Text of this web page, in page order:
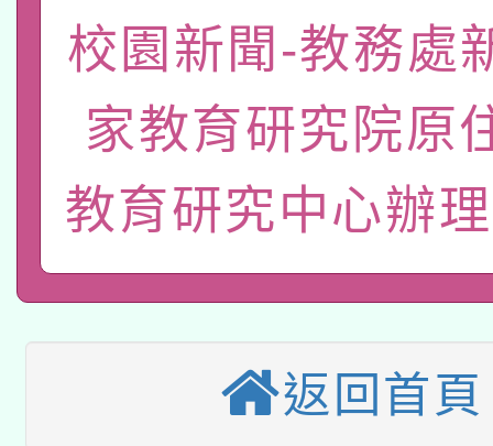
國立臺灣師範大學辦理
業成長研習」實施計畫
函轉國家教育研究院中
原住民族教育政策研討
族教育國際趨勢與發展
轉知教育部國民及學前
新北市政府教育局辦理
師專業成長研習實施計
方素養工作坊新北場」
函轉國立臺灣師範大學
族語言臺北學習中心
轉知有關國立成功大學
件」活動簡章
教育部國民及學前教育
年度COVID-19疫苗接
接種對象擴大為「滿6
接種之民眾」措施，
轉知經濟部水利署委託
業技術研究院辦理「
用水績優單位及節水達
115年8月22日(星期六
桃園市孔廟祈福系列
2026年桃園地景藝術
校園新聞-教務處
家教育研究院原
教育研究中心辦
返回首頁